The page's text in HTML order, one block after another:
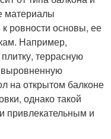
материалы
ровности основы, ее
Например,
террасную
выровненную
на открытом балконе
однако такой
привлекательным и